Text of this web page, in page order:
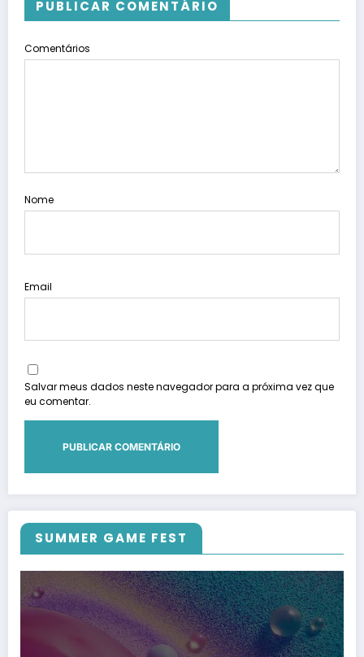
PUBLICAR COMENTÁRIO
Comentários
Nome
Email
Salvar meus dados neste navegador para a próxima vez que
eu comentar.
SUMMER GAME FEST